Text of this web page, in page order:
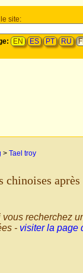
site:
EN ES PT RU
> Tael troy
chinoises après
recherchez
- visiter la page